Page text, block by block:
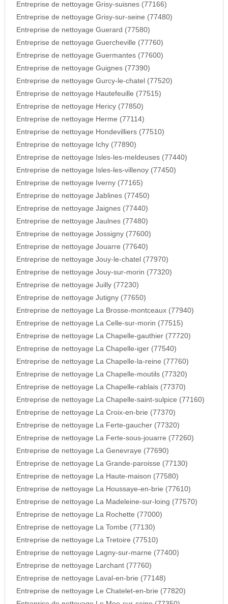
Entreprise de nettoyage Grisy-suisnes (77166)
Entreprise de nettoyage Grisy-sur-seine (77480)
Entreprise de nettoyage Guerard (77580)
Entreprise de nettoyage Guercheville (77760)
Entreprise de nettoyage Guermantes (77600)
Entreprise de nettoyage Guignes (77390)
Entreprise de nettoyage Gurcy-le-chatel (77520)
Entreprise de nettoyage Hautefeuille (77515)
Entreprise de nettoyage Hericy (77850)
Entreprise de nettoyage Herme (77114)
Entreprise de nettoyage Hondevilliers (77510)
Entreprise de nettoyage Ichy (77890)
Entreprise de nettoyage Isles-les-meldeuses (77440)
Entreprise de nettoyage Isles-les-villenoy (77450)
Entreprise de nettoyage Iverny (77165)
Entreprise de nettoyage Jablines (77450)
Entreprise de nettoyage Jaignes (77440)
Entreprise de nettoyage Jaulnes (77480)
Entreprise de nettoyage Jossigny (77600)
Entreprise de nettoyage Jouarre (77640)
Entreprise de nettoyage Jouy-le-chatel (77970)
Entreprise de nettoyage Jouy-sur-morin (77320)
Entreprise de nettoyage Juilly (77230)
Entreprise de nettoyage Jutigny (77650)
Entreprise de nettoyage La Brosse-montceaux (77940)
Entreprise de nettoyage La Celle-sur-morin (77515)
Entreprise de nettoyage La Chapelle-gauthier (77720)
Entreprise de nettoyage La Chapelle-iger (77540)
Entreprise de nettoyage La Chapelle-la-reine (77760)
Entreprise de nettoyage La Chapelle-moutils (77320)
Entreprise de nettoyage La Chapelle-rablais (77370)
Entreprise de nettoyage La Chapelle-saint-sulpice (77160)
Entreprise de nettoyage La Croix-en-brie (77370)
Entreprise de nettoyage La Ferte-gaucher (77320)
Entreprise de nettoyage La Ferte-sous-jouarre (77260)
Entreprise de nettoyage La Genevraye (77690)
Entreprise de nettoyage La Grande-paroisse (77130)
Entreprise de nettoyage La Haute-maison (77580)
Entreprise de nettoyage La Houssaye-en-brie (77610)
Entreprise de nettoyage La Madeleine-sur-loing (77570)
Entreprise de nettoyage La Rochette (77000)
Entreprise de nettoyage La Tombe (77130)
Entreprise de nettoyage La Tretoire (77510)
Entreprise de nettoyage Lagny-sur-marne (77400)
Entreprise de nettoyage Larchant (77760)
Entreprise de nettoyage Laval-en-brie (77148)
Entreprise de nettoyage Le Chatelet-en-brie (77820)